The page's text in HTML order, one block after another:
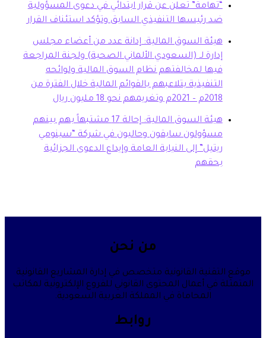
تعلن عن قرار ابتدائي في دعوى المسؤولية
رئيسها التنفيذي السابق وتؤكد استئناف القرار
السوق المالية: إدانة عدد من أعضاء مجلس
لـ (السعودي الألماني الصحية) ولجنة المراجعة
لمخالفتهم نظام السوق المالية ولوائحه
بتلاعبهم بالقوائم المالية خلال الفترة من
هيئة السوق المالية: إحالة 17 مشتبهاً بهم بينهم
سابقون وحاليون في شركة “سينومي
إلى النيابة العامة وإيداع الدعوى الجزائية
القانونية متخصص في إدارة المشاريع القانونية
أعمال المحتوى القانوني للفروع الإلكترونية لمكاتب
المحاماة في المملكة العربية السعودية.